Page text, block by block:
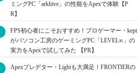
ミングPC「arkhive」の性能をApexで体験【P
R】
FPS初心者にこそおすすめ！プロゲーマー・kept
がパソコン工房のゲーミングPC「LEVEL∞」の
実力をApexで試してみた 【PR】
Apexプレデター・Lightも大満足！FRONTIERの